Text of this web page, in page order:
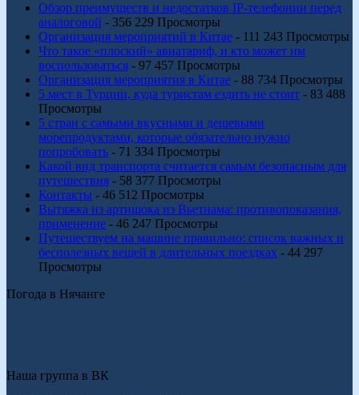
Обзор преимуществ и недостатков IP-телефонии перед
аналоговой - 356 229 Просмотры
Организация мероприятий в Китае - 111 243 Просмотры
Что такое «плоский» авиатариф, и кто может им
воспользоваться - 97 457 Просмотры
Организация мероприятия в Китае - 88 734 Просмотры
5 мест в Турции, куда туристам ездить не стоит - 83 488
Просмотры
5 стран с самыми вкусными и дешевыми
морепродуктами, которые обязательно нужно
попробовать - 71 334 Просмотры
Какой вид транспорта считается самым безопасным для
путешествия - 58 377 Просмотры
Контакты - 46 512 Просмотры
Вытяжка из артишока из Вьетнама: противопоказания,
применение - 46 247 Просмотры
Путешествуем на машине правильно: список важных и
бесполезных вещей в длительных поездках - 44 297
Просмотры
Погода в Нячанге
Наша группа в ВК